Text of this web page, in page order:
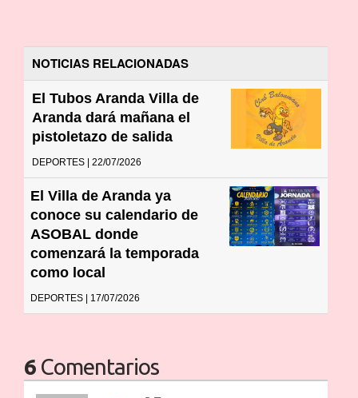
NOTICIAS RELACIONADAS
El Tubos Aranda Villa de
Aranda dará mañana el
pistoletazo de salida
DEPORTES | 22/07/2026
El Villa de Aranda ya
conoce su calendario de
ASOBAL donde
comenzará la temporada
como local
DEPORTES | 17/07/2026
6 Comentarios